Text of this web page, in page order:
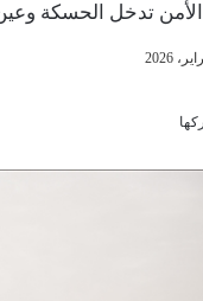
تدخل الحسكة